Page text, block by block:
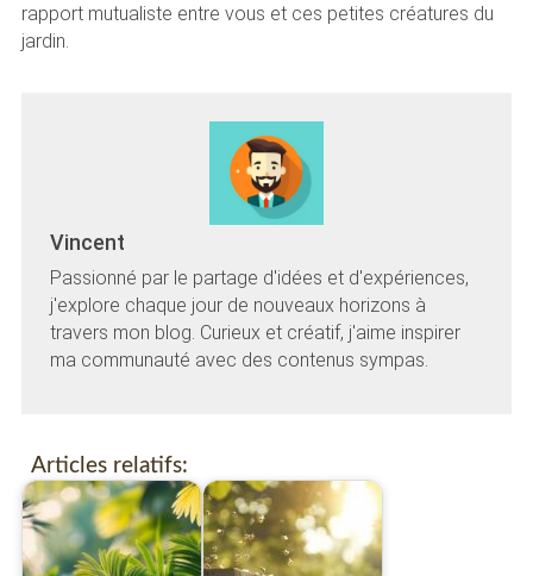
rapport mutualiste entre vous et ces petites créatures du
jardin.
Vincent
Passionné par le partage d'idées et d'expériences,
j'explore chaque jour de nouveaux horizons à
travers mon blog. Curieux et créatif, j'aime inspirer
ma communauté avec des contenus sympas.
Articles relatifs: